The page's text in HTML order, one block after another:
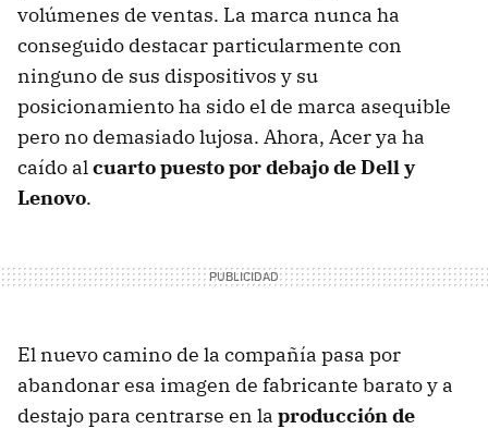
volúmenes de ventas. La marca nunca ha
conseguido destacar particularmente con
ninguno de sus dispositivos y su
posicionamiento ha sido el de marca asequible
pero no demasiado lujosa. Ahora, Acer ya ha
caído alcuarto puesto por debajo de Dell y
Lenovo.
El nuevo camino de la compañía pasa por
abandonar esa imagen de fabricante barato y a
destajo para centrarse en la producción de